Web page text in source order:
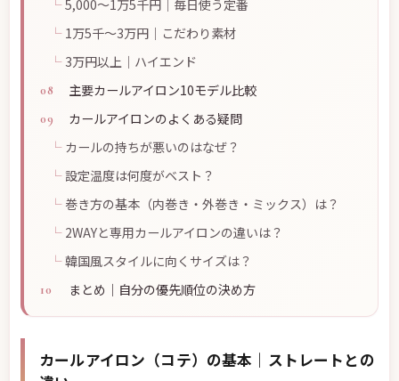
5,000〜1万5千円｜毎日使う定番
1万5千〜3万円｜こだわり素材
3万円以上｜ハイエンド
主要カールアイロン10モデル比較
カールアイロンのよくある疑問
カールの持ちが悪いのはなぜ？
設定温度は何度がベスト？
巻き方の基本（内巻き・外巻き・ミックス）は？
2WAYと専用カールアイロンの違いは？
韓国風スタイルに向くサイズは？
まとめ｜自分の優先順位の決め方
カールアイロン（コテ）の基本｜ストレートとの